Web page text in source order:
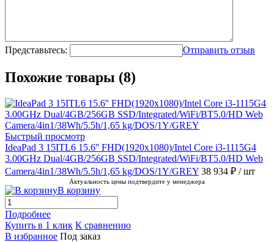
Представьтесь: Отправить отзыв
Похожие товары (8)
Быстрый просмотр
IdeaPad 3 15ITL6 15.6'' FHD(1920x1080)/Intel Core i3-1115G4
3.00GHz Dual/4GB/256GB SSD/Integrated/WiFi/BT5.0/HD Web
Camera/4in1/38Wh/5.5h/1,65 kg/DOS/1Y/GREY 38 934 ₽ / шт
Актуальность цены подтвердите у менеджера
В корзину
Подробнее
Купить в 1 клик К сравнению
В избранное Под заказ